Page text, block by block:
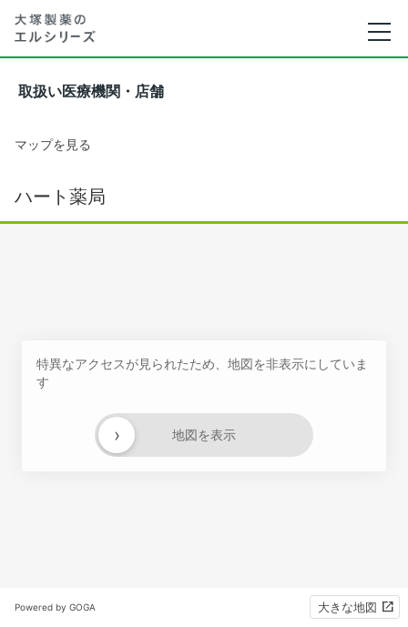
取扱い医療機関・店舗
マップを見る
ハート薬局
特異なアクセスが見られたため、地図を非表示にしていま
す
地図を表示
›
Powered by GOGA 大きな地図